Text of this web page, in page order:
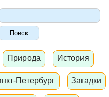
Природа История
Петербург Загадки